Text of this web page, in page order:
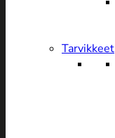
Tarvikkeet